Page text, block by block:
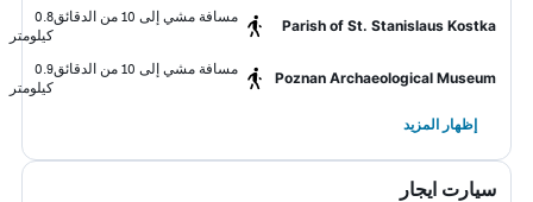
Parish of St. Stanislaus Kostka
مسافة مشي إلى 10 من الدقائق
0.8
كيلومتر
Poznan Archaeological Museum
مسافة مشي إلى 10 من الدقائق
0.9
كيلومتر
إظهار المزيد
سيارت ايجار